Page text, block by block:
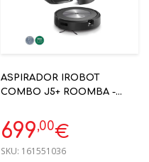
ASPIRADOR IROBOT
COMBO J5+ ROOMBA -
PRECISIONVISION REF:
J557840
699,00€
SKU: 161551036